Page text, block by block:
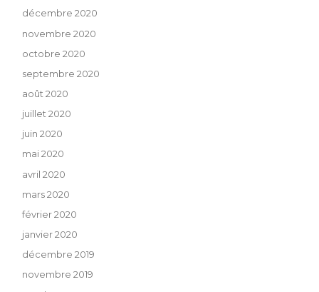
décembre 2020
novembre 2020
octobre 2020
septembre 2020
août 2020
juillet 2020
juin 2020
mai 2020
avril 2020
mars 2020
février 2020
janvier 2020
décembre 2019
novembre 2019